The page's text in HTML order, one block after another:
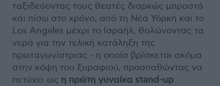
ταξιδεύοντας τους θεατές διαρκώς μπροστά
και πίσω στο χρόνο, από τη Νέα Υόρκη και το
Los Angeles μέχρι το Ισραήλ, θολώνοντας τα
νερά για την τελική κατάληξη της
πρωταγωνίστριας - η οποία βρίσκεται ακόμα
στην κόψη του ξυραφιού, προσπαθώντας να
πετύχει ως η πρώτη γυναίκα stand-up